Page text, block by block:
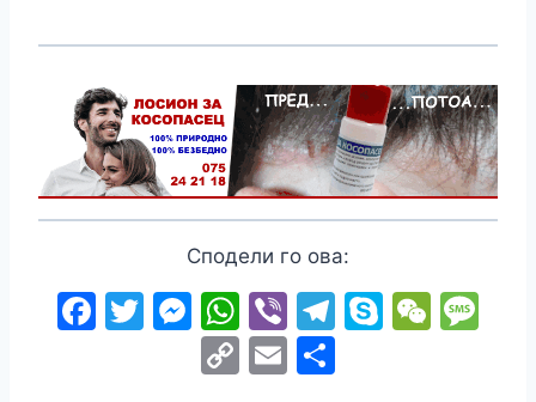
Сподели го ова:
F T M
e
s
W
h
at
Vi
b
er
T S W
C E